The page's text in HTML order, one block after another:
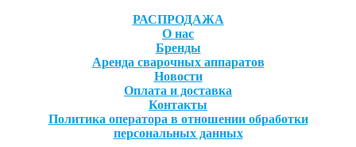
РАСПРОДАЖА
О нас
Бренды
Аренда сварочных аппаратов
Новости
Оплата и доставка
Контакты
Политика оператора в отношении обработки
персональных данных